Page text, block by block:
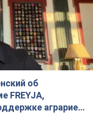
об
FREYJA,
аграриев.